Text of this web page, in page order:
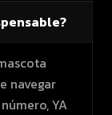
navegar
YA